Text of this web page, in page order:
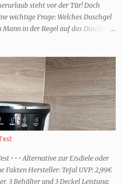
steht vor der Tür! Doch
wichtige Frage: Welches Duschgel
in der Regel auf das Duschgel
Falls ihr ähnlich denkt, lasst
Duschtyp ihr seid. TYP
oder Städtetrip - für euch gehört
Cocktail, vielleicht ein gutes Buch
zu beobachten und genießt
ihr wie ich der Typ Genießer.
die zur Jahreszeit passen, weil
die Kneipp Aroma-Pflegedusche
• • • Alternative zur Eisdiele oder
Fakten Hersteller: Tefal UVP: 2,99€
3 Behälter und 3 Deckel Leistung: